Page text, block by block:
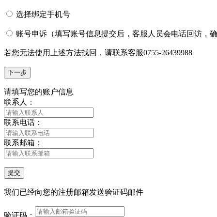
选择绑定手机号
账号申诉（填写账号信息提交后，客服人员会电话回访，确
若您无法使用上述方法找回，请联系客服0755-26439988
请填写您的账户信息
联系人：
联系电话：
联系邮箱：
我们已经向您的注册邮箱发送验证码邮件
验证码：